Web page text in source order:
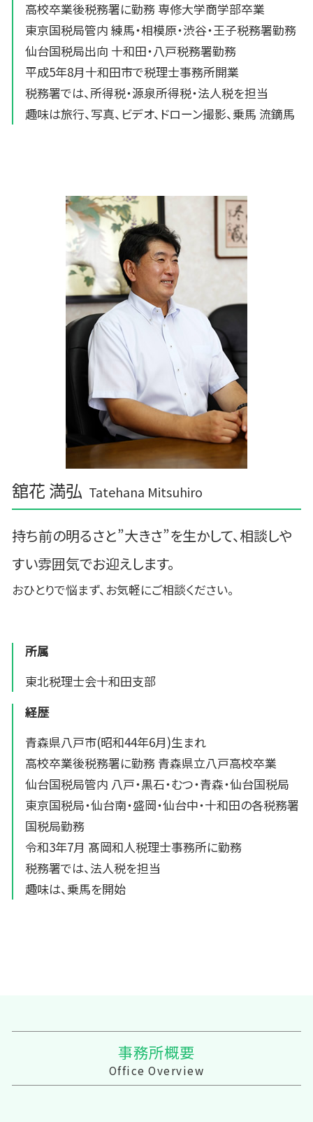
高校卒業後税務署に勤務 専修大学商学部卒業
東京国税局管内 練馬・相模原・渋谷・王子税務署勤務
仙台国税局出向 十和田・八戸税務署勤務
平成5年8月十和田市で税理士事務所開業
税務署では、所得税・源泉所得税・法人税を担当
趣味は旅行、写真、ビデオ、ドローン撮影、乗馬 流鏑馬
舘花 満弘 Tatehana Mitsuhiro
持ち前の明るさと”大きさ”を生かして、相談しや
すい雰囲気でお迎えします。
おひとりで悩まず、お気軽にご相談ください。
所属
東北税理士会十和田支部
経歴
青森県八戸市(昭和44年6月)生まれ
高校卒業後税務署に勤務 青森県立八戸高校卒業
仙台国税局管内 八戸・黒石・むつ・青森・仙台国税局
東京国税局・仙台南・盛岡・仙台中・十和田の各税務署
国税局勤務
令和3年7月 髙岡和人税理士事務所に勤務
税務署では、法人税を担当
趣味は、乗馬を開始
事務所概要
Office Overview